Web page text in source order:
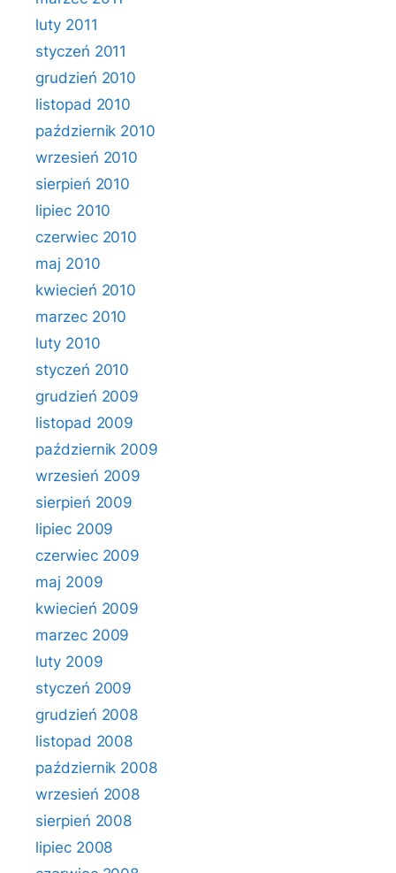
luty 2011
styczeń 2011
grudzień 2010
listopad 2010
październik 2010
wrzesień 2010
sierpień 2010
lipiec 2010
czerwiec 2010
maj 2010
kwiecień 2010
marzec 2010
luty 2010
styczeń 2010
grudzień 2009
listopad 2009
październik 2009
wrzesień 2009
sierpień 2009
lipiec 2009
czerwiec 2009
maj 2009
kwiecień 2009
marzec 2009
luty 2009
styczeń 2009
grudzień 2008
listopad 2008
październik 2008
wrzesień 2008
sierpień 2008
lipiec 2008